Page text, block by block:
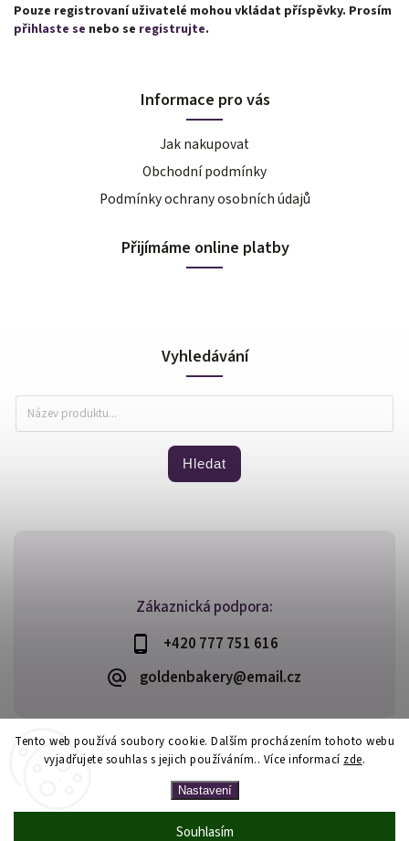
Tento web používá soubory cookie. Dalším procházením tohoto webu
vyjadřujete souhlas s jejich používáním.. Více informací zde.
Nastavení
Souhlasím
Pouze registrovaní uživatelé mohou vkládat příspěvky. Prosím
přihlaste se nebo se registrujte.
Zákaznická podpora:
+420 777 751 616
goldenbakery@email.cz
Informace pro vás
Jak nakupovat
Obchodní podmínky
Podmínky ochrany osobních údajů
Přijímáme online platby
Vyhledávání
Hledat
Copyright 2026Golden Bakery. Všechna práva vyhrazena.
VytvořilShoptet| Design